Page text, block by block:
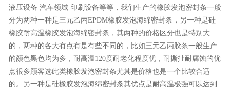
液压设备 汽车领域 印刷设备等等，我们生产的橡胶发泡密封条一般
分为两种一种是三元乙丙EPDM橡胶发泡海绵密封条，另一种是硅
橡胶耐高温橡胶发泡海绵密封条，其两种的价格区分也是特别大
的，两种的各大有点有是有些不同的，比如三元乙丙胶条一般生产
的颜色黑色均为多，耐高温120度耐老化程度优，耐撕扯耐腐蚀的优
点很多顾客选此类橡胶发泡密封条尤其是价格也是一个比较合适
的。另一种是硅橡胶发泡海绵密封条其优点是耐高温极强可以达到